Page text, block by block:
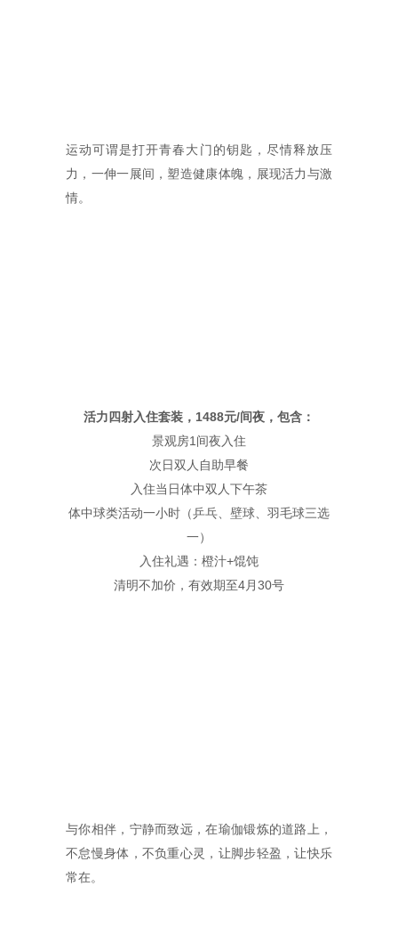
运动可谓是打开青春大门的钥匙，尽情释放压
力，一伸一展间，塑造健康体魄，展现活力与激
情。
活力四射入住套装，1488元/间夜，包含：
景观房1间夜入住
次日双人自助早餐
入住当日体中双人下午茶
体中球类活动一小时（乒乓、壁球、羽毛球三选
一）
入住礼遇：橙汁+馄饨
清明不加价，有效期至4月30号
与你相伴，宁静而致远，在瑜伽锻炼的道路上，
不怠慢身体，不负重心灵，让脚步轻盈，让快乐
常在。